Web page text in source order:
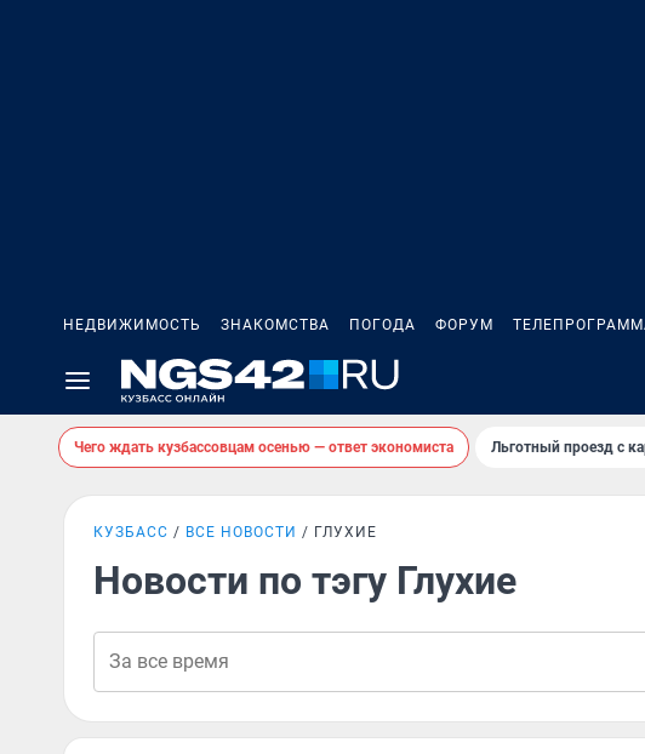
НЕДВИЖИМОСТЬ ЗНАКОМСТВА ПОГОДА ФОРУМ
Чего ждать кузбассовцам осенью — ответ экономиста Льготный проезд с
КУЗБАСС ВСЕ НОВОСТИ ГЛУХИЕ
Новости по тэгу Глухие